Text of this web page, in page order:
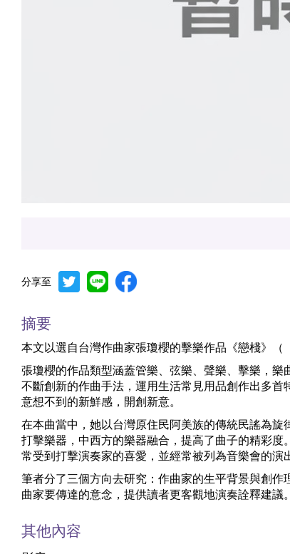
分享至
摘要
本文以選自台灣作曲家張瓊櫻的擊樂作品《戀棧》（
張瓊櫻的作品類型涵蓋管樂、弦樂、聲樂、擊樂，
不斷創新的作曲手法，運用生活常見用品創作出多首
意想不到的新鮮感，開創新意。
在本曲當中，她以台灣原住民阿美族的傳統民謠為
打擊樂器，中西方的樂器融合，提高了曲子的精彩
常受到打擊演奏家的喜愛，並經常被列為音樂會的演
筆者分了三個方向去研究：作曲家的生平背景與創
曲家要傳達的意念，提供讀者更客觀地演奏詮釋建議。
其他內容